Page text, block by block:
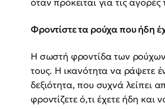
Φροντίστε τα ρούχα που ήδη
Η σωστή φροντίδα των ρούχων
τους. Η ικανότητα να ράψετε
δεξιότητα, που συχνά λείπει
φροντίζετε ό,τι έχετε ήδη